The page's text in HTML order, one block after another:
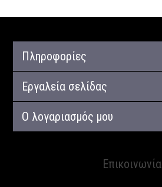
Πληροφορίες
Εργαλεία σελίδας
Ο λογαριασμός μου
Επικοινωνία